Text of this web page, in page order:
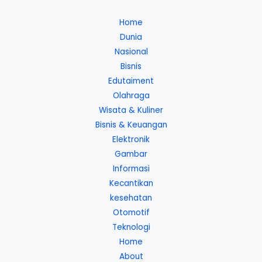
Home
Dunia
Nasional
Bisnis
Edutaiment
Olahraga
Wisata & Kuliner
Bisnis & Keuangan
Elektronik
Gambar
Informasi
Kecantikan
kesehatan
Otomotif
Teknologi
Home
About